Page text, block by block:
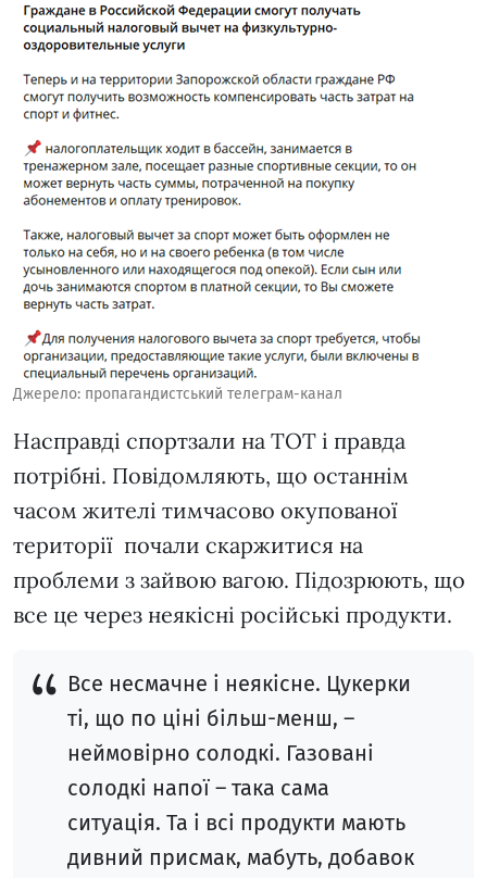
Джерело: пропагандистський телеграм-канал
Насправді спортзали на ТОТ і правда
потрібні. Повідомляють, що останнім
часом жителі тимчасово окупованої
території почали скаржитися на
проблеми з зайвою вагою. Підозрюють, що
все це через неякісні російські продукти.
Все несмачне і неякісне. Цукерки
ті, що по ціні більш-менш, –
неймовірно солодкі. Газовані
солодкі напої – така сама
ситуація. Та і всі продукти мають
дивний присмак, мабуть, добавок